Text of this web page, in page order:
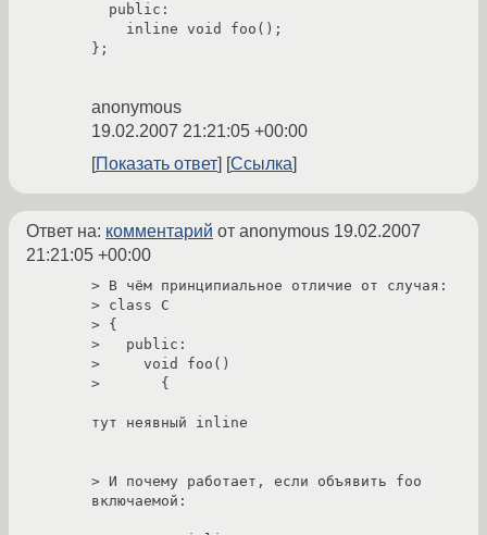
};
anonymous
19.02.2007 21:21:05 +00:00
Показать ответ
Ссылка
Ответ на: комментарий от anonymous 19.02.2007
21:21:05 +00:00
> В чём принципиальное отличие от случая:
> class C
> {
>   public:
>     void foo()
>       {
тут неявный inline
> И почему работает, если объявить foo
включаемой: